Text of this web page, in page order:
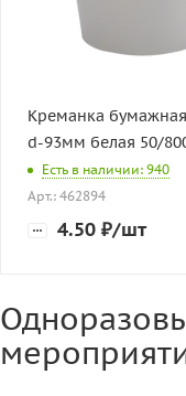
Креманка
d-93мм белая 50/
Есть в наличии: 940
Арт.: 462894
4.50 ₽/шт